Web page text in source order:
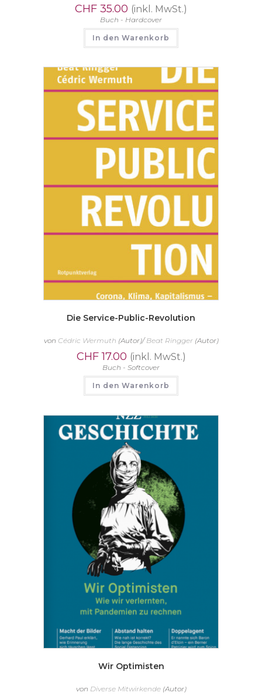
CHF 35.00 (inkl. MwSt.)
Buch - Hardcover
In den Warenkorb
Die Service-Public-Revolution
von Cédric Wermuth (Autor)/Beat Ringger(Autor)
CHF17.00 (inkl. MwSt.)
Buch - Softcover
In den Warenkorb
Wir Optimisten
von Diverse Mitwirkende(Autor)